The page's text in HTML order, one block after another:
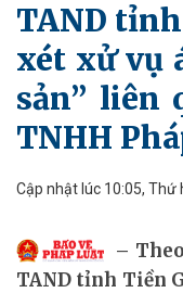
TAND
xét xử vụ
sản” liên
TNHH
Cập nhật lúc 10:05,
TAND tỉnh Tiền